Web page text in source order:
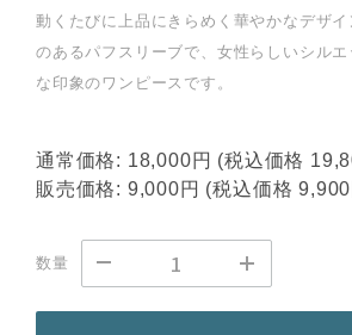
動くたびに上品にきらめく華やかなデザ
のあるパフスリーブで、女性らしいシル
な印象のワンピースです。
通常価格: 18,000円 (税込価格
販売価格: 9,000円 (税込価格9,900
数量